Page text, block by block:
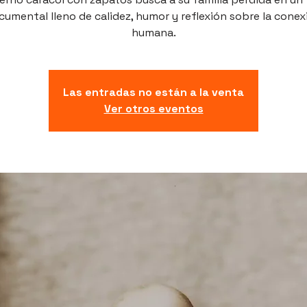
lleno de calidez, humor y reflexión sobre la
humana.
Las entradas no están a la venta
Ver otros eventos